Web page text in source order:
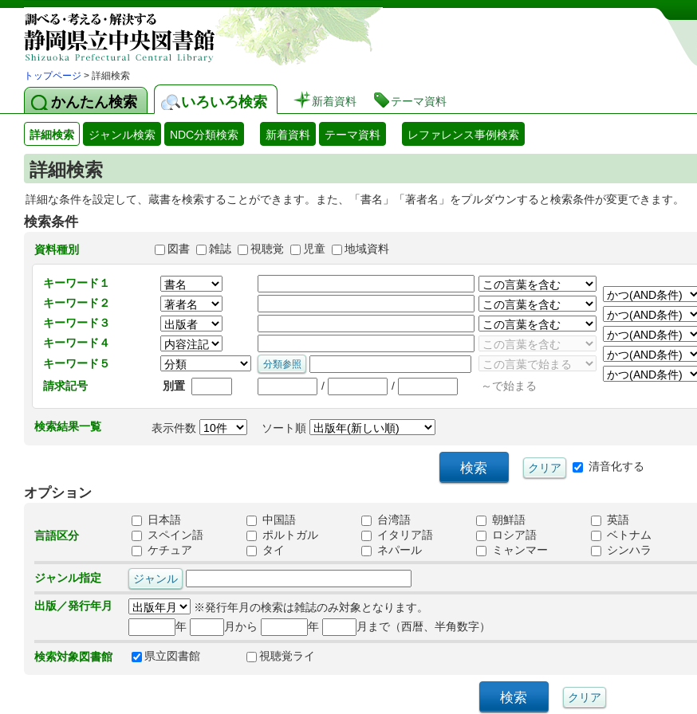
静岡県立図書館 蔵書検索・予約システム
トップページ > 詳細検索
かんたん検索 いろいろ検索 新着資料 テーマ資料
詳細検索 ジャンル検索 NDC分類検索 新着資料 テーマ資料 レファレンス事例検索
詳細検索
詳細な条件を設定して、蔵書を検索することができます。また、「書名」「著者名」をプルダウンすると検索条件が変更できます。
検索条件
資料種別 図書 雑誌 視聴覚 児童 地域資料
キーワード１
キーワード２
キーワード３
キーワード４
キーワード５
請求記号
別置 / / ～で始まる
検索結果一覧 表示件数 ソート順
清音化する
オプション
言語区分
日本語 中国語 台湾語 朝鮮語 英語
スペイン語
ポルトガル イタリア語 ロシア語 ベトナム
ケチュア
タイ ネパール ミャンマー シンハラ
ジャンル指定
出版／発行年月
※発行年月の検索は雑誌のみ対象となります。
年
月から 年 月まで（西暦、半角数字）
検索対象図書館 県立図書館 視聴覚ライ